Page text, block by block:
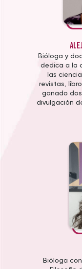
Bióloga y
dedica a la
las
revistas,
ganado
divulgación
Bióloga